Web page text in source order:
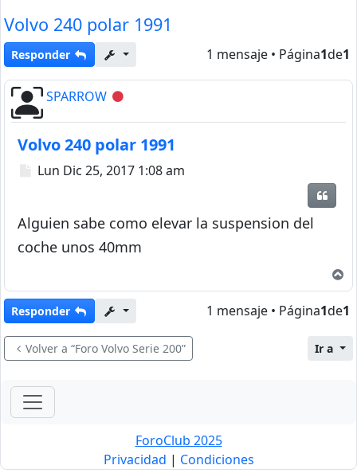
Volvo 240 polar 1991
Responder 1 mensaje • Página1de1
SPARROW Desconectado
Volvo 240 polar 1991
Mensaje
Lun Dic 25, 2017 1:08 am
Alguien sabe como elevar la suspension del
coche unos 40mm
Responder 1 mensaje • Página1de1
Volver a “Foro Volvo Serie 200” Ir a
ForoClub 2025
Privacidad | Condiciones